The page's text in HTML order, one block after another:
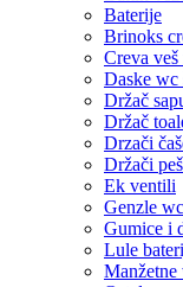
Baterije
Brinoks
Creva veš
Daske wc
Držač
Držač
Drzači
Držači
Ek ventili
Genzle
Gumice i
Lule
Manžetne